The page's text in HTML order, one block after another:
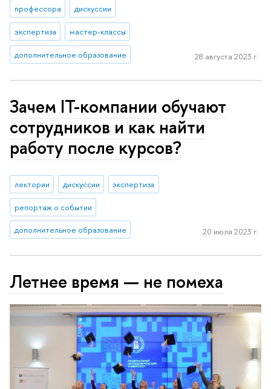
профессора дискуссии
экспертиза мастер-классы
дополнительное образование 28 августа 2023 г.
Зачем IT-компании обучают
сотрудников и как найти
работу после курсов?
лектории дискуссии экспертиза
репортаж о событии
дополнительное образование 20 июля 2023 г.
Летнее время — не помеха